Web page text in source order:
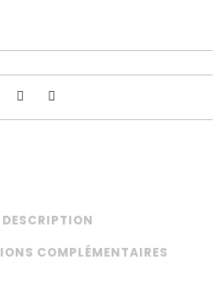
DESCRIPTION
COMPLÉMENTAIRES